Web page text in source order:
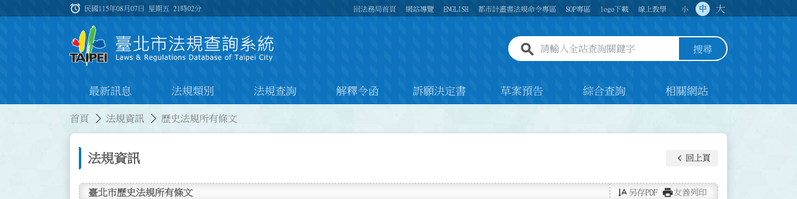
:::
alarm 民國115年08月07日 星期五21時02分 回法務局首頁 網站導覽 ENGLISH 都市計畫書法規命令專區 SOP專區 logo下載 線上教學 小 中 大
全站查詢關鍵字欄位 搜尋
最新訊息 法規類別 法規查詢 解釋令函 訴願決定書 草案預告 綜合查詢 相關網站
首頁 法規資訊 歷史法規所有條文
法規資訊 keyboard_arrow_left 回上頁
臺北市歷史法規所有條文 text_rotate_vertical 另存PDF print友善列印